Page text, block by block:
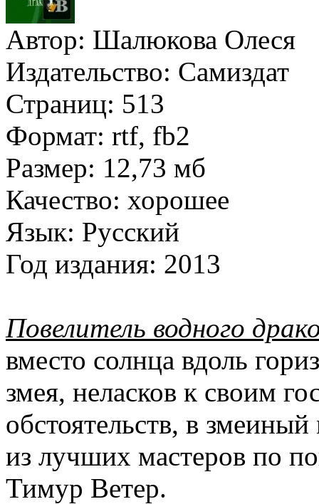
Автор: Шалюкова Олеся
Издательство: Самиздат
Страниц: 513
Формат: rtf, fb2
Размер: 12,73 мб
Качество: хорошее
Язык: Русский
Год издания: 2013
Повелитель водного
вместо солнца вдоль
змея, неласков к своим
обстоятельств, в
из лучших мастеров по
Тимур Ветер.